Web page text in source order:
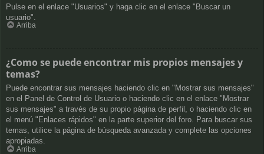
Pulse en el enlace "Usuarios" y haga clic en el enlace "Buscar un
usuario".
Arriba
¿Como se puede encontrar mis propios mensajes y
temas?
Puede encontrar sus mensajes haciendo clic en "Mostrar sus mensajes"
en el Panel de Control de Usuario o haciendo clic en el enlace "Mostrar
sus mensajes" a través de su propio página de perfil, o haciendo clic en
el menú "Enlaces rápidos" en la parte superior del foro. Para buscar sus
temas, utilice la página de búsqueda avanzada y complete las opciones
apropiadas.
Arriba